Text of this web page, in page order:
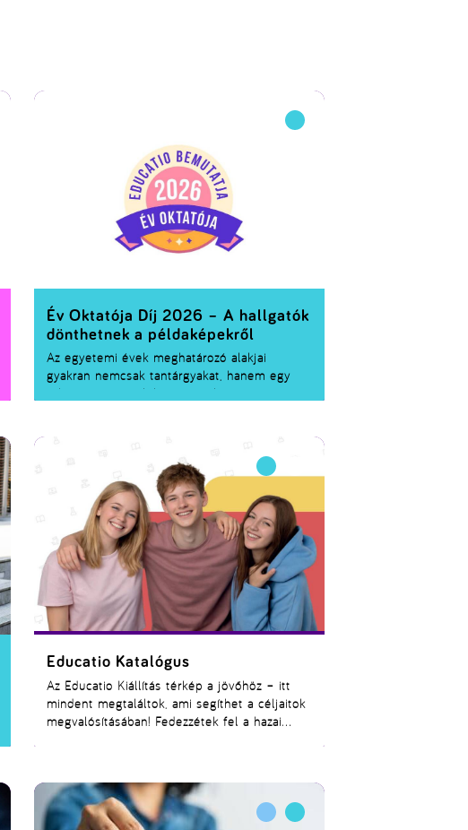
Az egyetemi évek meghatározó alakjai
gyakran nemcsak tantárgyakat, hanem egy
teljesen új szemléletet és a hivatás iránti
jelenlétükkel maradandó hatást gyakorolnak a
hallgatókra. Az Év Oktatója Díj 2026 éppen az
ő munkájukat ismeri el – a hallgatók
szavazatai alapján.
Év Oktatója Díj 2026 – A hallgatók
dönthetnek a példaképekről
Az Educatio Kiállítás térkép a jövőhöz – itt
mindent megtaláltok, ami segíthet a céljaitok
megvalósításában! Fedezzétek fel a hazai
irányairól. Ez az esemény összehozza a jövő
egyetemi diákjait és az intézményeket,
Educatio Katalógus